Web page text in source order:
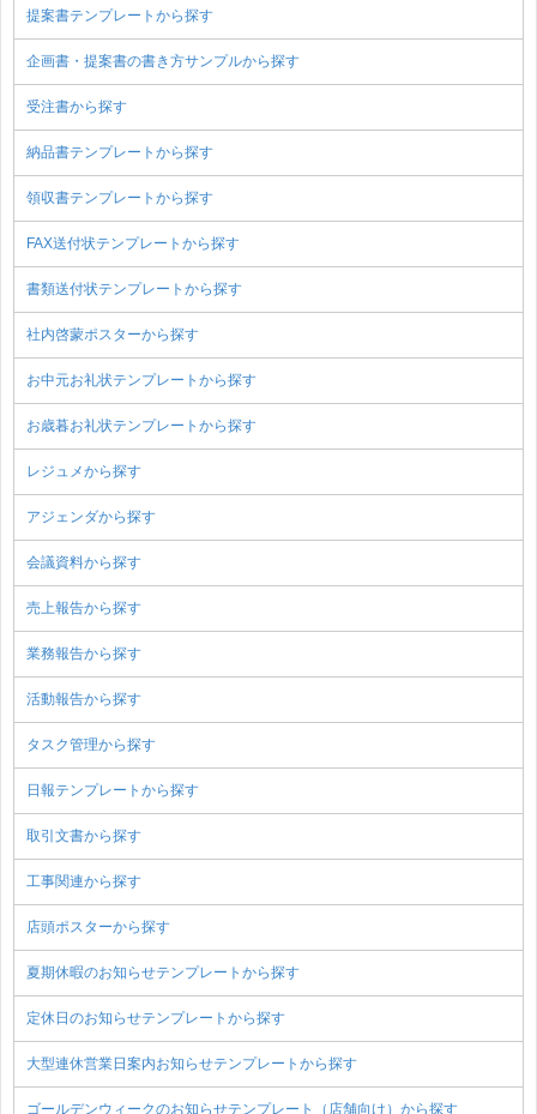
提案書テンプレートから探す
企画書・提案書の書き方サンプルから探す
受注書から探す
納品書テンプレートから探す
領収書テンプレートから探す
FAX送付状テンプレートから探す
書類送付状テンプレートから探す
社内啓蒙ポスターから探す
お中元お礼状テンプレートから探す
お歳暮お礼状テンプレートから探す
レジュメから探す
アジェンダから探す
会議資料から探す
売上報告から探す
業務報告から探す
活動報告から探す
タスク管理から探す
日報テンプレートから探す
取引文書から探す
工事関連から探す
店頭ポスターから探す
夏期休暇のお知らせテンプレートから探す
定休日のお知らせテンプレートから探す
大型連休営業日案内お知らせテンプレートから探す
ゴールデンウィークのお知らせテンプレート（店舗向け）から探す